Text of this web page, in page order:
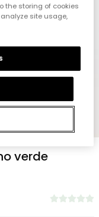
verde
the storing of cookies
site usage,